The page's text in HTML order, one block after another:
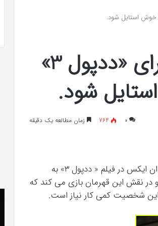
هیو جکمن فاش می‌کند که برای «ددپول 3»
شود.
۰ 764 زمان مطالعه یک دقیقه
این بازیگر 54 ساله قرار است نقش خود را به عنوان یکی از اعضای مردان ایکس در فیلم « ددپول ۳» به
از سال 2017 این اولین باریه که او در نقش این قهرمان بازی می کند که
این شخصیت کمی کار نیاز است.
می‌شود؟